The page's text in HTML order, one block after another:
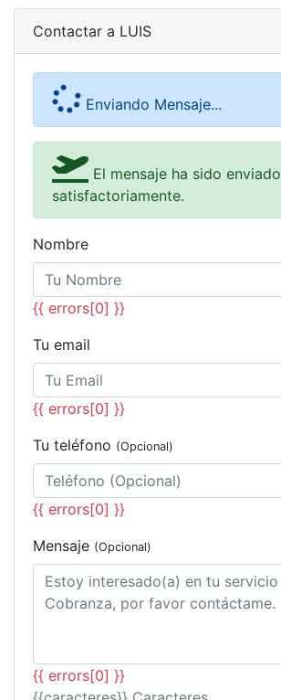
Contactar a LUIS
Enviando Mensaje...
El mensaje ha sido enviado
satisfactoriamente.
Nombre
{{ errors[0] }}
Tu email
{{ errors[0] }}
Tu teléfono (Opcional)
{{ errors[0] }}
Mensaje (Opcional)
{{ errors[0] }}